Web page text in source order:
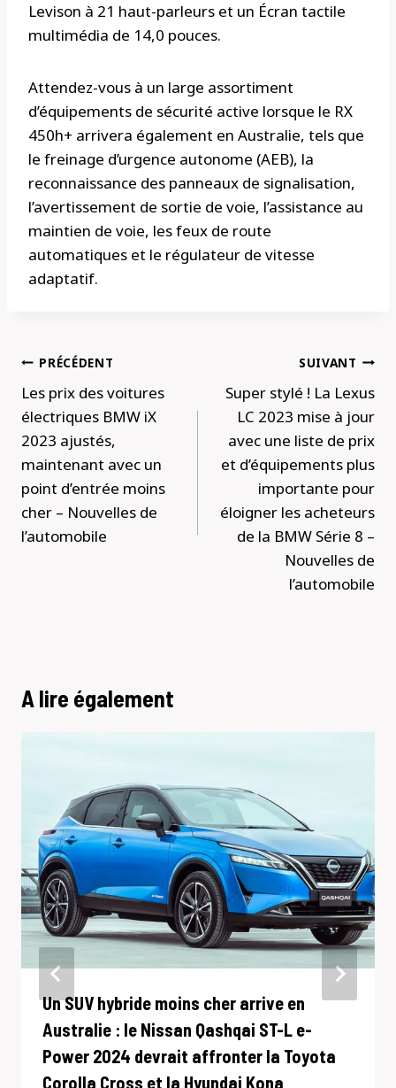
Levison à 21 haut-parleurs et un Écran tactile
multimédia de 14,0 pouces.
Attendez-vous à un large assortiment
d’équipements de sécurité active lorsque le RX
450h+ arrivera également en Australie, tels que
le freinage d’urgence autonome (AEB), la
reconnaissance des panneaux de signalisation,
l’avertissement de sortie de voie, l’assistance au
maintien de voie, les feux de route
automatiques et le régulateur de vitesse
adaptatif.
Navigation
de
l’article
PRÉCÉDENT
Les prix des voitures
électriques BMW iX
2023 ajustés,
maintenant avec un
point d’entrée moins
cher – Nouvelles de
l’automobile
SUIVANT
Super stylé ! La Lexus
LC 2023 mise à jour
avec une liste de prix
et d’équipements plus
importante pour
éloigner les acheteurs
de la BMW Série 8 –
Nouvelles de
l’automobile
A lire également
Un SUV hybride moins cher arrive en
Australie : le Nissan Qashqai ST-L e-
Power 2024 devrait affronter la Toyota
Corolla Cross et la Hyundai Kona